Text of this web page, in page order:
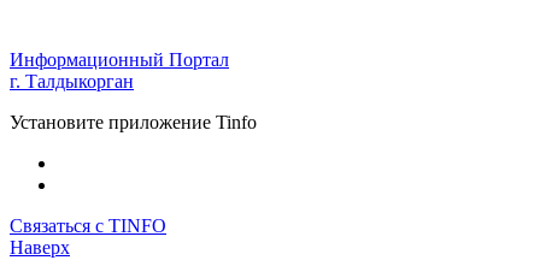
Информационный Портал
г. Талдыкорган
Установите приложение Tinfo
Связаться с TINFO
Наверх